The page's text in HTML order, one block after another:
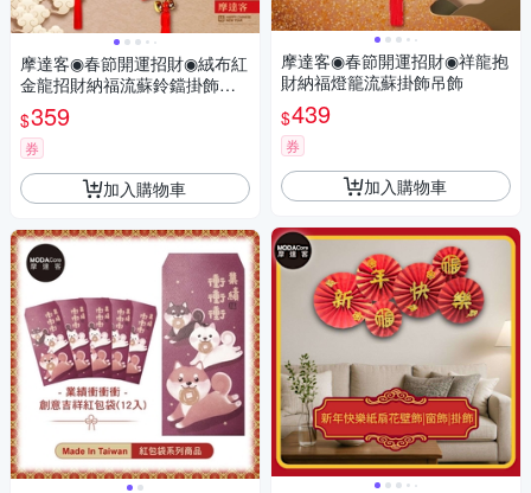
摩達客◉春節開運招財◉絨布紅
金龍招財納福流蘇鈴鐺掛飾吊
飾
$359
券
加入購物車
摩達客◉春節開運招財◉祥龍抱
財納福燈籠流蘇掛飾吊飾
$439
券
加入購物車